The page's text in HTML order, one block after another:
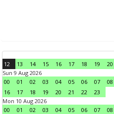
12 13 14 15 16 17 18 19 20
Sun 9 Aug 2026
00
01 02 03 04 05 06 07 08
16
17 18 19 20 21 22
23
Mon 10 Aug 2026
00
01 02 03 04 05 06 07 08